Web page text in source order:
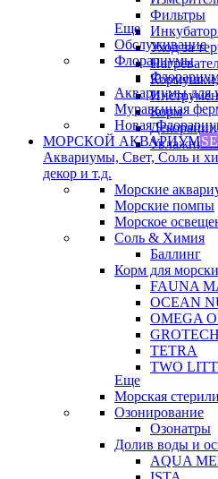
Фильтры
Уход за
Корм
Еще
Обслуживание
Флорариумы
Аквариумы для
Муравьиная
Новая
МОРСКОЙ АКВАРИУМ
Аквариумы, Свет, Соль и
декор и т.д.
Морские
Морские помпы
Морское
Соль & Химия
Баллинг
Корм для
FAUNA
OCEAN
OMEGA
GROTECH
TETRA
TWO
Еще
Морская
Озонирование
Озонатры
Долив воды и
AQUA